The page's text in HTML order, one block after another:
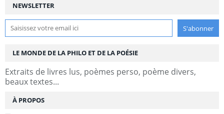
NEWSLETTER
LE MONDE DE LA PHILO ET DE LA POÉSIE
Extraits de livres lus, poèmes perso, poème divers,
beaux textes...
À PROPOS